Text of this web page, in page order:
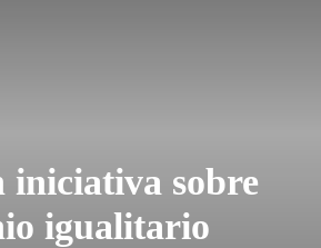
iniciativa sobre
igualitario